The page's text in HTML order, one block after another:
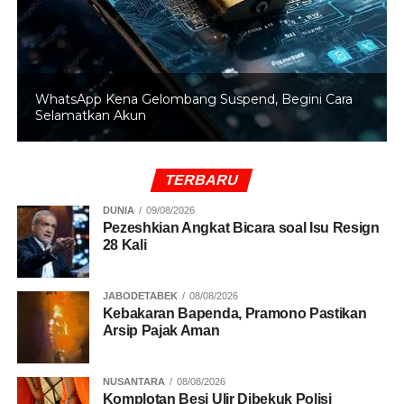
RELATED TOPICS:
PEMBERHENTIAN WAPRES GIBRAN
WAHAB TALAOHU
Bawaslu Temukan Sejumlah Permasalahan di
Sembilan Daerah Terkait PSU Pilkada 2024
Golkar Dukung Usulan MPR Jadikan Soeharto
Pahlawan Nasional 2025
WhatsApp Kena Gelombang Suspend, Begini Cara
Selamatkan Akun
TERBARU
DUNIA 09/08/2026
Pezeshkian Angkat Bicara soal Isu Resign
28 Kali
JABODETABEK 08/08/2026
Kebakaran Bapenda, Pramono Pastikan
Arsip Pajak Aman
NUSANTARA 08/08/2026
Komplotan Besi Ulir Dibekuk Polisi